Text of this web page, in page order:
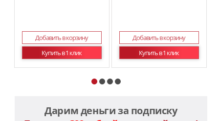
Добавить в корзину
Купить в 1 клик
Добавить в корзину
Купить в 1 клик
Дарим деньги за подписку